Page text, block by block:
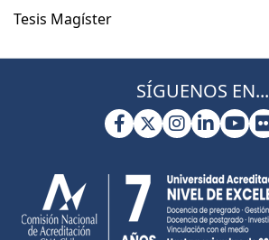
Tesis Magíster
SÍGUENOS EN...